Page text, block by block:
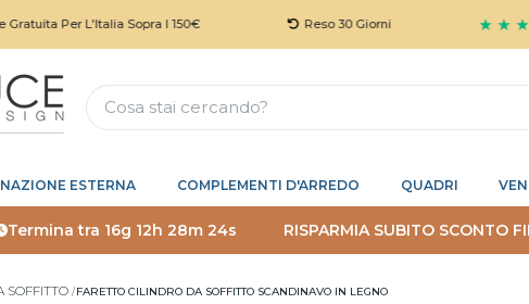
Per L'Italia Sopra I 150€ Reso 30 Giorni ★ ★ ★ ★ ★
ESTERNA COMPLEMENTI D'ARREDO QUADRI
Termina tra 16g 12h 28m 23s RISPARMIA SUBITO SCONTO
SOFFITTO FARETTO CILINDRO DA SOFFITTO SCANDINAVO IN LEGNO